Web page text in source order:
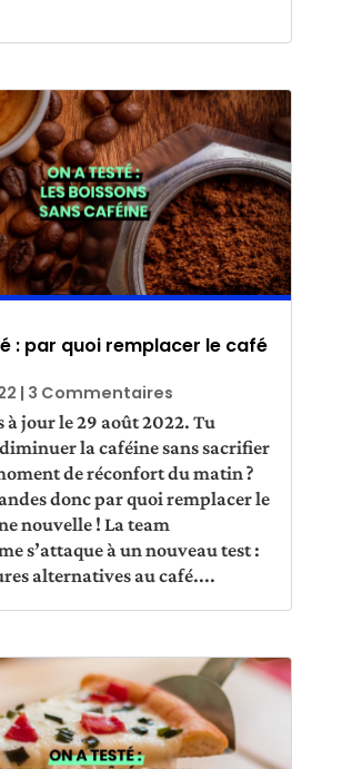
: par quoi remplacer le café
| 3 Commentaires
à jour le 29 août 2022. Tu
la caféine sans sacrifier
de réconfort du matin ?
donc par quoi remplacer le
nouvelle ! La team
s’attaque à un nouveau test :
alternatives au café....